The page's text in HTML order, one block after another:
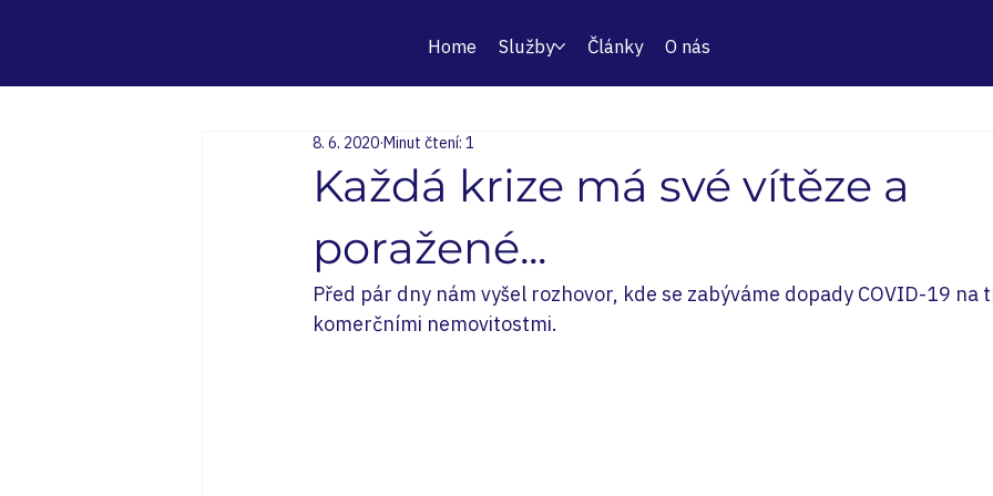
Home Služby Články O nás
Každá krize má své vítěze a
poražené...
8. 6. 2020 Minut čtení: 1
Před pár dny nám vyšel rozhovor, kde se zabýváme dopady COVID-19 na
komerčními nemovitostmi.